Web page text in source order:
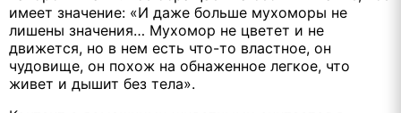
имеет значение: «И даже больше мухоморы не
лишены значения… Мухомор не цветет и не
движется, но в нем есть что-то властное, он
чудовище, он похож на обнаженное легкое, что
живет и дышит без тела».